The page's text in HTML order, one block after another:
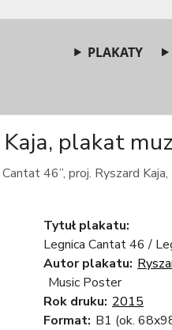
PLAKATY
plakat
46”, proj. Ryszard
Tytuł plakatu:
Legnica Cantat 46 /
Autor plakatu:
Music Poster
Rok druku: 2015
Format: B1 (ok.